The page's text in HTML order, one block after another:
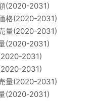
(2020-2031)
格(2020-2031)
量(2020-2031)
(2020-2031)
2031)
2031)
量(2020-2031)
(2020-2031)